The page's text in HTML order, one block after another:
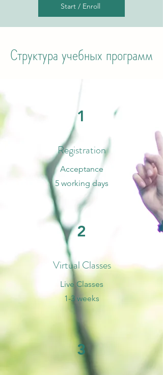
Start / Enroll
Структура учебных программ
1
Registration
Acceptance
5 working days
2
Virtual Classes
Live Classes
1-3 weeks
3